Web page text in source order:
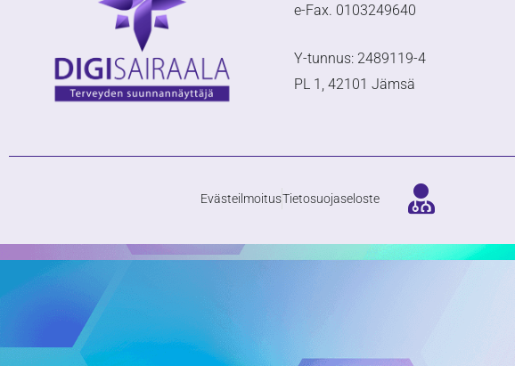
e-Fax. 0103249640
Y-tunnus: 2489119-4
PL 1, 42101 Jämsä
EvästeilmoitusTietosuojaseloste